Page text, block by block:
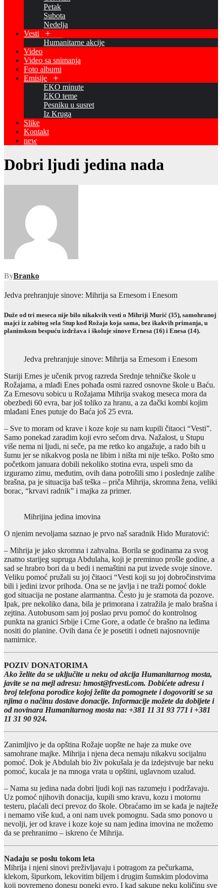
Petak
Subota
Nedelja
Vesti
Humanitarne akcije
Video
Video sa snimanja
Foto albumi
Emisije
EKO minute
EKO teme
Pesniku u susret
Iz Kruga
Slike
Kontakt
new
Dobri ljudi jedina nada
ByBranko
Jedva prehranjuje sinove: Mihrija sa Ernesom i Enesom
Duže od tri meseca nije bilo nikakvih vesti o Mihriji Murić (35), samohranoj
majci iz zabitog sela Stup kod Rožaja koja sama, bez ikakvih primanja, u
planinskom bespuću izdržava i školuje sinove Ernesa (16) i Enesa (14).
Jedva prehranjuje sinove: Mihrija sa Ernesom i Enesom
Stariji Ernes je učenik prvog razreda Srednje tehničke škole u
Rožajama, a mlađi Enes pohađa osmi razred osnovne škole u Baću.
Za Ernesovu sobicu u Rožajama Mihrija svakog meseca mora da
obezbedi 60 evra, bar još toliko za hranu, a za đački kombi kojim
mlađani Enes putuje do Baća još 25 evra.
– Sve to moram od krave i koze koje su nam kupili čitaoci “Vesti”.
Samo ponekad zaradim koji evro sečom drva. Nažalost, u Stupu
više nema ni ljudi, ni seče, pa me retko ko angažuje, a rado bih u
šumu jer se nikakvog posla ne libim i ništa mi nije teško. Pošto smo
početkom januara dobili nekoliko stotina evra, uspeli smo da
izguramo zimu, međutim, ovih dana potrošili smo i poslednje zalihe
brašna, pa je situacija baš teška – priča Mihrija, skromna žena, veliki
borac, “krvavi radnik” i majka za primer.
Mihrijina jedina imovina
O njenim nevoljama saznao je prvo naš saradnik Hido Muratović:
– Mihrija je jako skromna i zahvalna. Borila se godinama za svog
znatno starijeg supruga Abdulaha, koji je preminuo prošle godine, a
sad se hrabro bori da u bedi i nemaštini na put izvede svoje sinove.
Veliku pomoć pružali su joj čitaoci “Vesti koji su joj dobročinstvima
bili i jedini izvor prihoda. Ona se ne javlja i ne traži pomoć dokle
god situacija ne postane alarmantna. Često ju je sramota da pozove.
Ipak, pre nekoliko dana, bila je primorana i zatražila je malo brašna i
zejtina. Autobusom sam joj poslao prvu pomoć do kontrolnog
punkta na granici Srbije i Crne Gore, a odatle će brašno na leđima
nositi do planine. Ovih dana će je posetiti i odneti najosnovnije
namirnice.
POZIV DONATORIMA
Ako želite da se uključite u neku od akcija Humanitarnog mosta,
javite se na mejl adresu: hmost@frvesti.com. Dobićete adresu i
broj telefona porodice kojoj želite da pomognete i dogovoriti se sa
njima o načinu dostave donacije. Informacije možete da dobijete i
od novinara Humanitarnog mosta na: +381 11 31 93 771 i +381
11 31 90 924.
Zanimljivo je da opština Rožaje uopšte ne haje za muke ove
samohrane majke. Mihrija i njena deca nemaju nikakvu socijalnu
pomoć. Dok je Abdulah bio živ pokušala je da izdejstvuje bar neku
pomoć, kucala je na mnoga vrata u opštini, uglavnom uzalud.
– Nama su jedina nada dobri ljudi koji nas razumeju i podržavaju.
Uz pomoć njihovih donacija, kupili smo kravu, kozu i motornu
testeru, plaćali deci prevoz do škole. Obraćamo im se kada je najteže
i nemamo više kud, a oni nam uvek pomognu. Sada smo ponovo u
nevolji, jer od krave i koze koje su nam jedina imovina ne možemo
da se prehranimo – iskreno će Mihrija.
Nadaju se poslu tokom leta
Mihrija i njeni sinovi preživljavaju i potragom za pečurkama,
klekom, šipurkom, lekovitim biljem i drugim šumskim plodovima
koji povremeno donesu poneki evro. I kad sakupe neku količinu sve